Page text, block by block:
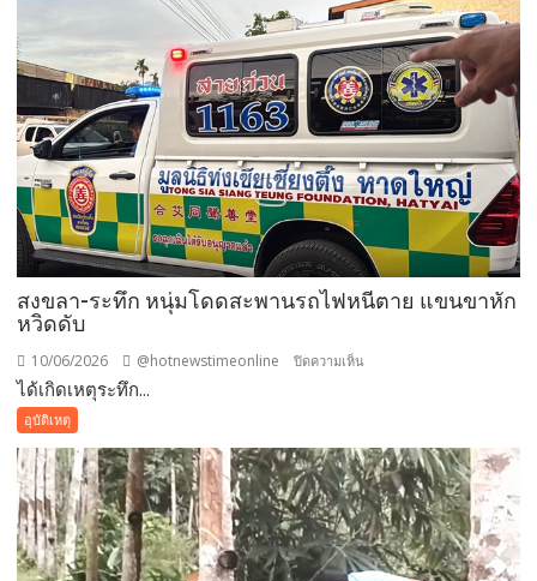
ซิ่ง
กลาง
ดึก
ชน
เสา
ไฟฟ้า
ล้ม
ระเนระนาด
7
ต้น
ทำ
ร้อน
หนัก
ไฟฟ้า
ดับ
กว่า
สงขลา-ระทึก หนุ่มโดดสะพานรถไฟหนีตาย แขนขาหัก
หวิดดับ
10/06/2026 @hotnewstimeonline ปิดความเห็น
โดด
สะพาน
รถไฟ
หนี
ตาย
ได้เกิดเหตุระทึก...
อุบัติเหตุ